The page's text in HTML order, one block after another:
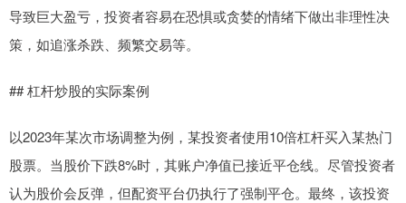
导致巨大盈亏，投资者容易在恐惧或贪婪的情绪下做出非理性决
策，如追涨杀跌、频繁交易等。
## 杠杆炒股的实际案例
以2023年某次市场调整为例，某投资者使用10倍杠杆买入某热门
股票。当股价下跌8%时，其账户净值已接近平仓线。尽管投资者
认为股价会反弹，但配资平台仍执行了强制平仓。最终，该投资